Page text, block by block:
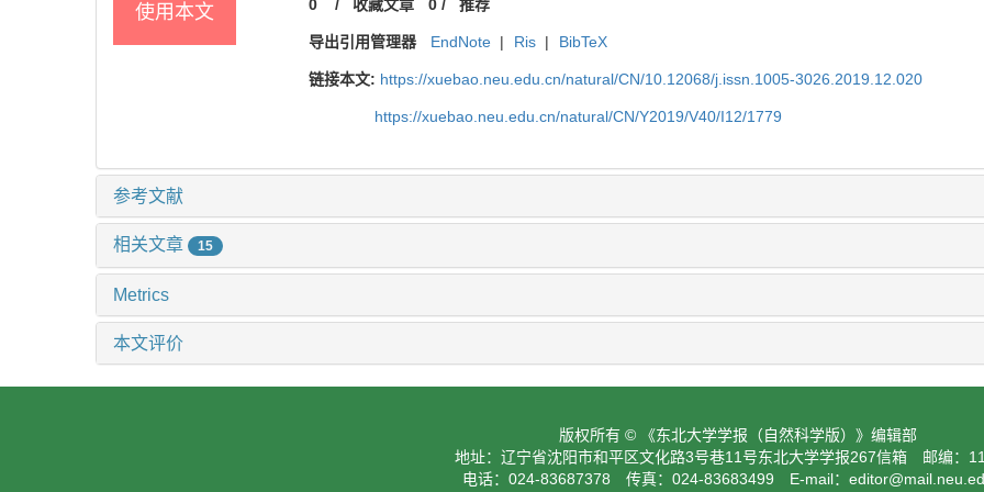
使用本文 0 / 收藏文章 0/ 推荐
导出引用管理器 EndNote | Ris | BibTeX
链接本文: https://xuebao.neu.edu.cn/natural/CN/10.12068/j.issn.1005-3026.2019.12.020
https://xuebao.neu.edu.cn/natural/CN/Y2019/V40/I12/1779
参考文献
相关文章 15
Metrics
本文评价
版权所有 © 《东北大学学报（自然科学版）》编辑部
地址：辽宁省沈阳市和平区文化路3号巷11号东北大学学报267信箱 邮编：
电话：024-83687378 传真：024-83683499 E-mail：